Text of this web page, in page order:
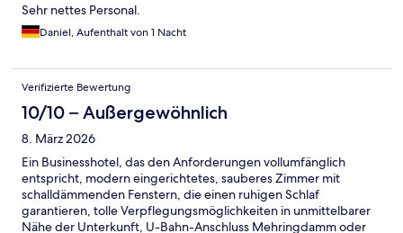
Sehr nettes Personal.
Daniel, Aufenthalt von 1 Nacht
Verifizierte Bewertung
10/10 – Außergewöhnlich
8. März 2026
Ein Businesshotel, das den Anforderungen vollumfänglich
entspricht, modern eingerichtetes, sauberes Zimmer mit
schalldämmenden Fenstern, die einen ruhigen Schlaf
garantieren, tolle Verpflegungsmöglichkeiten in unmittelbarer
Nähe der Unterkunft, U-Bahn-Anschluss Mehringdamm oder